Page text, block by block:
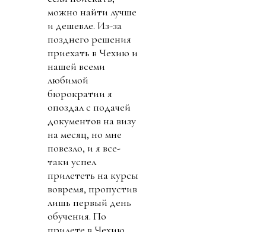
можно найти лучше
и дешевле. Из-за
позднего решения
приехать в Чехию и
нашей всеми
любимой
бюрократии я
опоздал с подачей
документов на визу
на месяц, но мне
повезло, и я все-
таки успел
прилететь на курсы
вовремя, пропустив
лишь первый день
обучения. По